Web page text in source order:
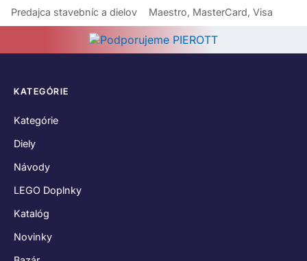
Predajca stavebníc a dielov Maestro, MasterCard, Visa
KATEGÓRIE
Kategórie
Diely
Návody
LEGO Doplnky
Katalóg
Novinky